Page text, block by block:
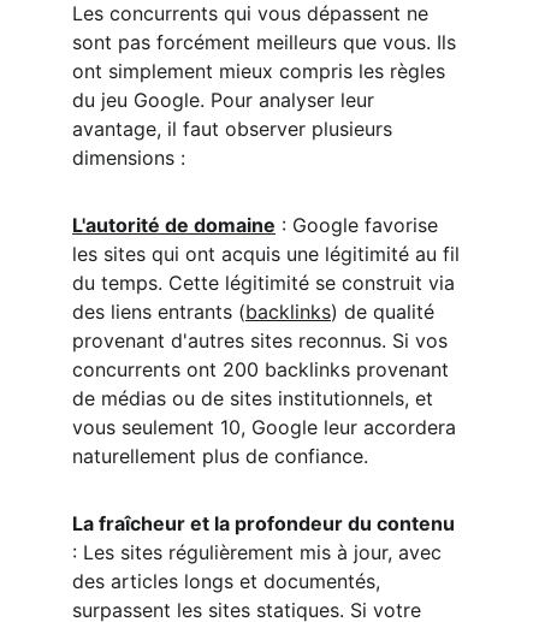
Les concurrents qui vous dépassent ne
sont pas forcément meilleurs que vous. Ils
ont simplement mieux compris les règles
du jeu Google. Pour analyser leur
avantage, il faut observer plusieurs
dimensions :
L'autorité de domaine : Google favorise
les sites qui ont acquis une légitimité au fil
du temps. Cette légitimité se construit via
des liens entrants (backlinks) de qualité
provenant d'autres sites reconnus. Si vos
concurrents ont 200 backlinks provenant
de médias ou de sites institutionnels, et
vous seulement 10, Google leur accordera
naturellement plus de confiance.
La fraîcheur et la profondeur du contenu
: Les sites régulièrement mis à jour, avec
des articles longs et documentés,
surpassent les sites statiques. Si votre